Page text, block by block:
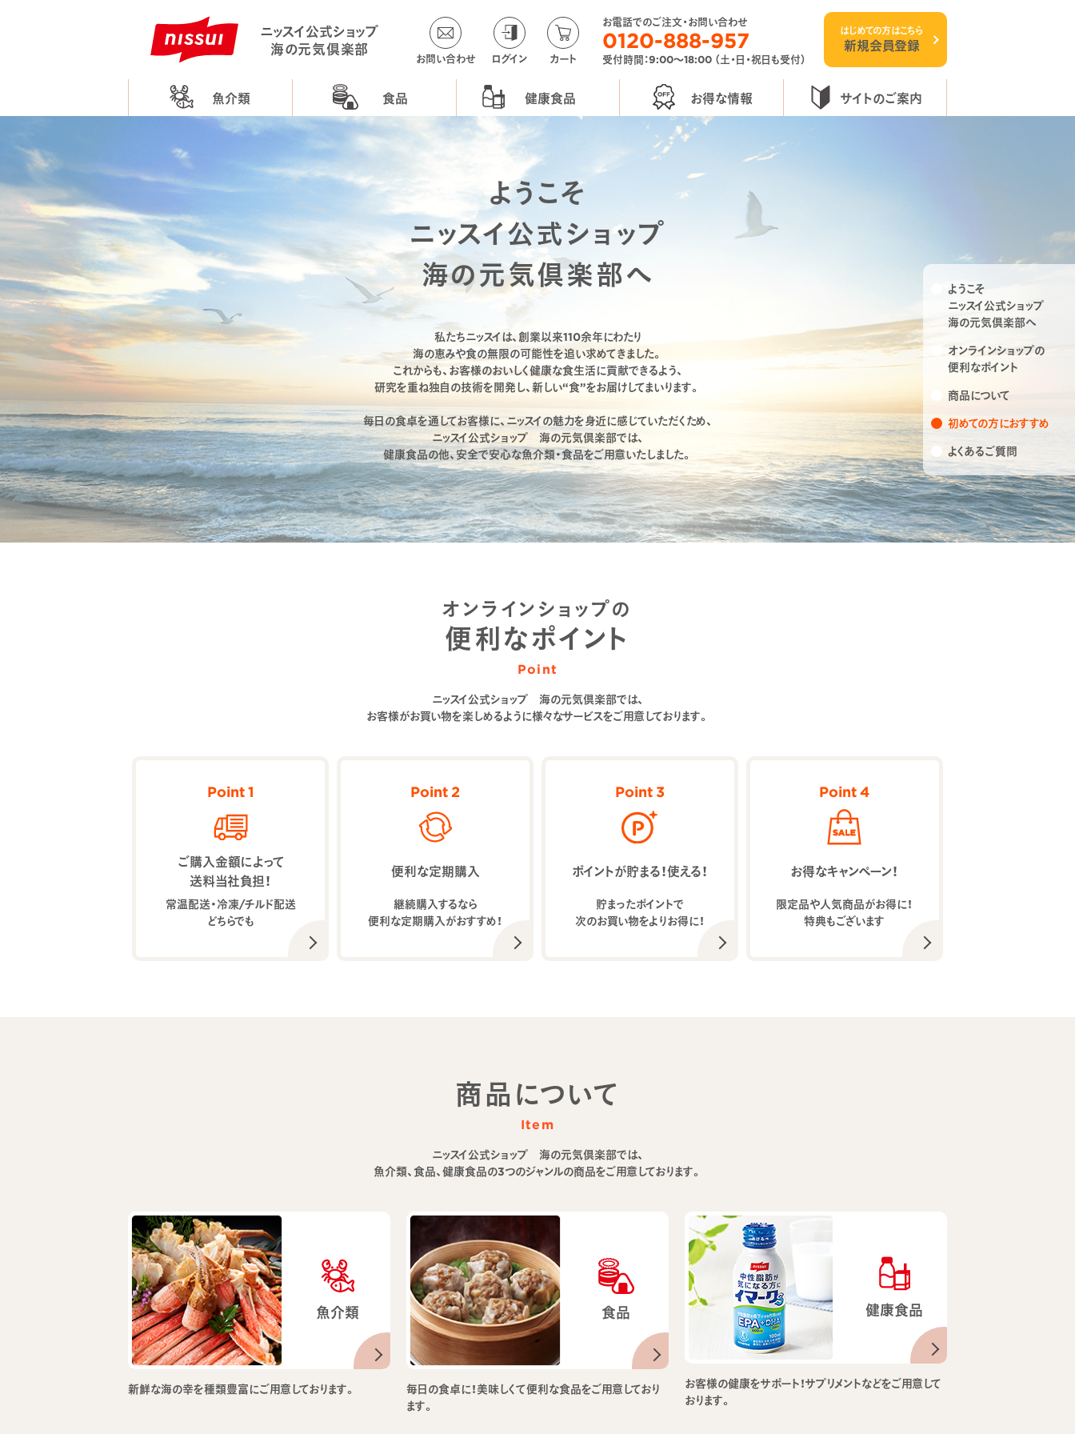
ニッスイ公式ショップ
海の元気倶楽部
お問い合わせ ログイン カート
お電話でのご注文・お問い合わせ
0120-888-957
受付時間：9:00〜18:00 （土・日・祝日も受付）
はじめての方はこちら
新規会員登録
魚介類 食品 健康食品 お得な情報 サイトのご案内
ようこそ
ニッスイ公式ショップ
海の元気倶楽部へ
オンラインショップの
便利なポイント
商品について
初めての方におすすめ
よくあるご質問
ようこそ
ニッスイ公式ショップ
海の元気倶楽部へ
私たちニッスイは、創業以来110余年にわたり
海の恵みや食の無限の可能性を追い求めてきました。
これからも、お客様のおいしく健康な食生活に貢献できるよう、
研究を重ね独自の技術を開発し、新しい“食”をお届けしてまいります。
毎日の食卓を通してお客様に、ニッスイの魅力を身近に感じていただくため、
ニッスイ公式ショップ 海の元気倶楽部では、
健康食品の他、安全で安心な魚介類・食品をご用意いたしました。
オンラインショップの
便利なポイント
Point
ニッスイ公式ショップ 海の元気倶楽部では、
お客様がお買い物を楽しめるように様々なサービスをご用意しております。
Point 1
ご購入金額によって
送料当社負担！
常温配送・冷凍/チルド配送
どちらでも
Point 2
便利な定期購入
継続購入するなら
便利な定期購入がおすすめ！
Point 3
ポイントが貯まる！使える！
貯まったポイントで
次のお買い物をよりお得に！
Point 4
お得なキャンペーン！
限定品や人気商品がお得に！
特典もございます
商品について
Item
ニッスイ公式ショップ 海の元気倶楽部では、
魚介類、食品、健康食品の3つのジャンルの商品をご用意しております。
魚介類
新鮮な海の幸を種類豊富にご用意しております。
食品
毎日の食卓に！美味しくて便利な食品をご用意しており
ます。
健康食品
お客様の健康をサポート！サプリメントなどをご用意して
おります。